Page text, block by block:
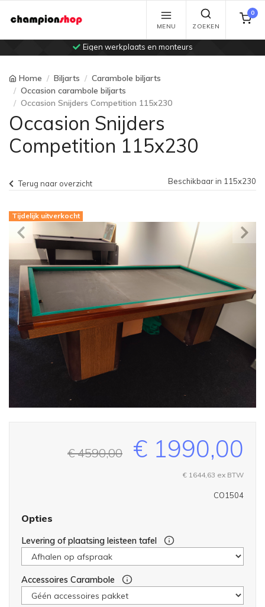
Eigen werkplaats en monteurs
MENU ZOEKEN
0
Home Biljarts
Carambole biljarts
Occasion carambole biljarts
Occasion Snijders Competition 115x230
Occasion Snijders
Competition 115x230
Terug naar overzicht Beschikbaar in 115x230
Tijdelijk uitverkocht
Previous
€ 4590,00 € 1990,00
€ 1644,63 ex BTW
CO1504
Opties
Levering of plaatsing leisteen tafel
Accessoires Carambole